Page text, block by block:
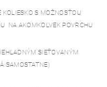
S MOŽNOSŤOU
NA AKOMKOĽVEK POVRCHU
SIEŤOVANÝM
SAMOSTATNE)